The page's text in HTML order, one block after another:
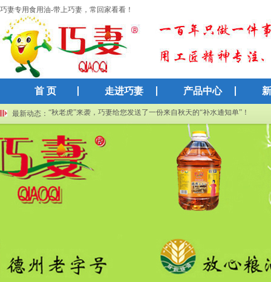
巧妻专用食用油-带上巧妻，常回家看看！
首 页 走进巧妻 产品中心
最新动态：
“秋老虎”来袭，巧妻给您发送了一份来自秋天的“补水通知单”！
巧妻福利长期在线！空桶别浪费，免费换水超划算
[2025/9/